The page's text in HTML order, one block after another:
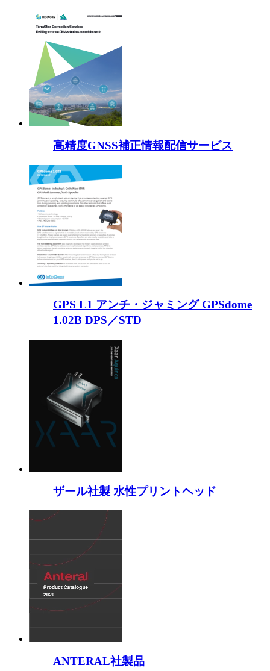
高精度GNSS補正情報配信サービス
GPS L1 アンチ・ジャミング GPSdome
1.02B DPS／STD
ザール社製 水性プリントヘッド
ANTERAL社製品